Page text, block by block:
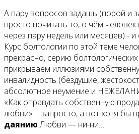
А пару вопросов задашь (порой и
просто почитать то, о чём
через пару недель или месяцев) - и
Курс болтологии по этой теме
прекрасно, серию
прикрываем иллюзиями
инвалидность (бездушие,
абсолютное неумение и
«Как оправдать собственную
любви» - запросто, а вот хотя бы
даяниюЛюбви — ни-ни…